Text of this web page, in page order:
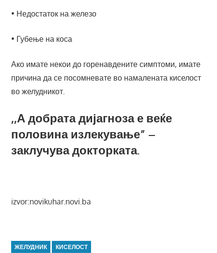
• Недостаток на железо
• Губење на коса
Ако имате некои до горенавдените симптоми, имате
причина да се посомневате во намалената киселост
во желудникот.
,,А добрата дијагноза е веќе
половина излекување” –
заклучува докторката.
izvor:novikuhar.novi.ba
ЖЕЛУДНИК КИСЕЛОСТ